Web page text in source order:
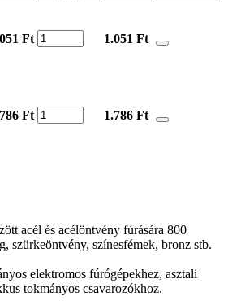
Ft 1.051 Ft
Ft 1.786 Ft
acél és acélöntvény fúrására 800
szürkeöntvény, színesfémek, bronz stb.
elektromos fúrógépekhez, asztali
tokmányos csavarozókhoz.